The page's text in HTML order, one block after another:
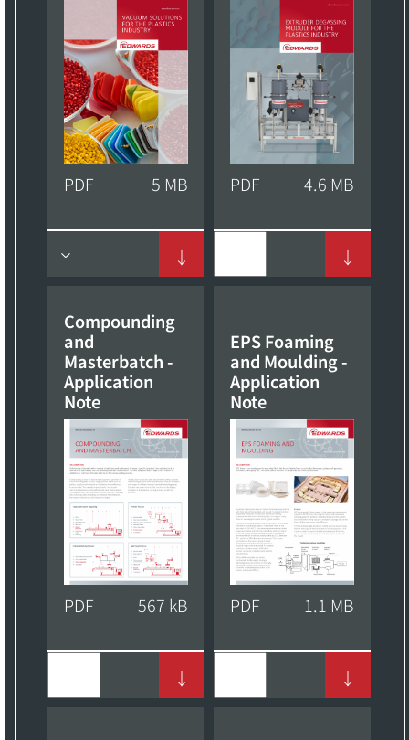
PDF 5 MB
↓
PDF 4.6 MB
↓
Compounding
and
Masterbatch -
Application
Note
PDF 567 kB
↓
EPS Foaming
and Moulding -
Application
Note
PDF 1.1 MB
↓